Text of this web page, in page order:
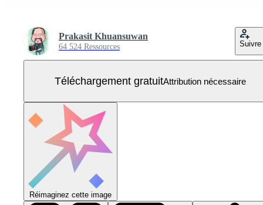
Prakasit Khuansuwan
64 524 Ressources Suivre
Téléchargement gratuitAttribution nécessaire
Réimaginez cette image